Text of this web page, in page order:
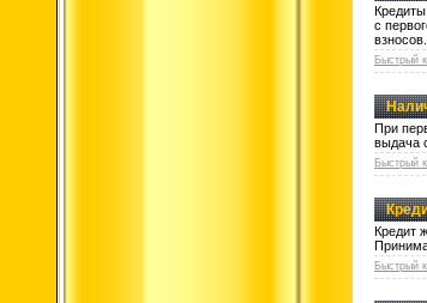
с
Быстрый
При
выдача
Быстрый
Кредит
Быстрый